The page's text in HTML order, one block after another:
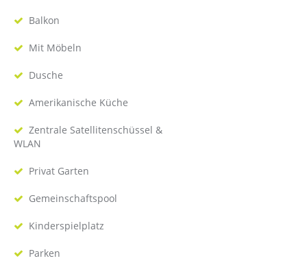
Balkon
Mit Möbeln
Dusche
Amerikanische Küche
Zentrale Satellitenschüssel &
WLAN
Privat Garten
Gemeinschaftspool
Kinderspielplatz
Parken